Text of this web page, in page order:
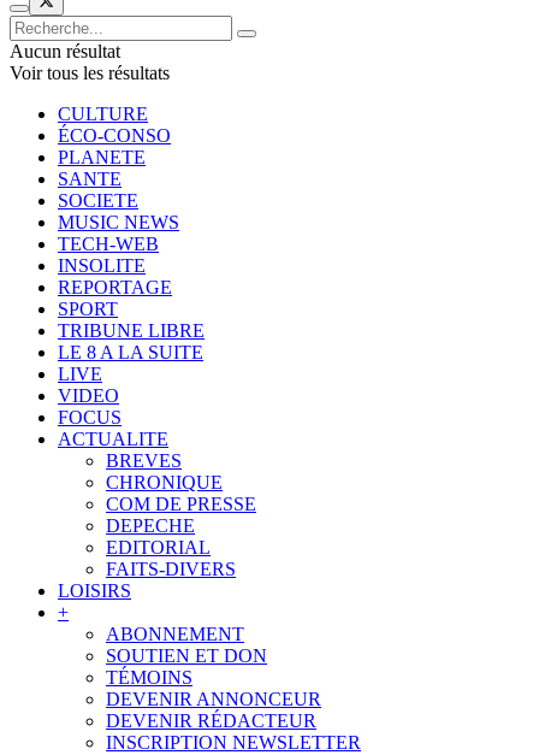
Aucun résultat
Voir tous les résultats
CULTURE
ÉCO-CONSO
PLANETE
SANTE
SOCIETE
MUSIC NEWS
TECH-WEB
INSOLITE
REPORTAGE
SPORT
TRIBUNE LIBRE
LE 8 A LA SUITE
LIVE
VIDEO
FOCUS
ACTUALITE
BREVES
CHRONIQUE
COM DE PRESSE
DEPECHE
EDITORIAL
FAITS-DIVERS
LOISIRS
+
ABONNEMENT
SOUTIEN ET DON
TÉMOINS
DEVENIR ANNONCEUR
DEVENIR RÉDACTEUR
INSCRIPTION NEWSLETTER